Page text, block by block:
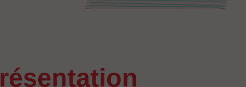
présentation